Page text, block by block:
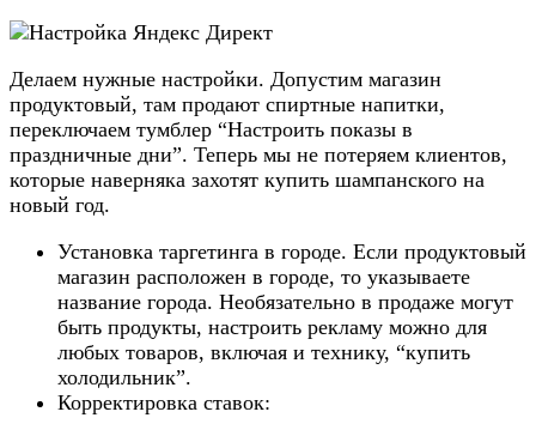
Делаем нужные настройки. Допустим магазин
продуктовый, там продают спиртные напитки,
переключаем тумблер “Настроить показы в
праздничные дни”. Теперь мы не потеряем клиентов,
которые наверняка захотят купить шампанского на
новый год.
Установка таргетинга в городе. Если продуктовый
магазин расположен в городе, то указываете
название города. Необязательно в продаже могут
быть продукты, настроить рекламу можно для
любых товаров, включая и технику, “купить
холодильник”.
Корректировка ставок: